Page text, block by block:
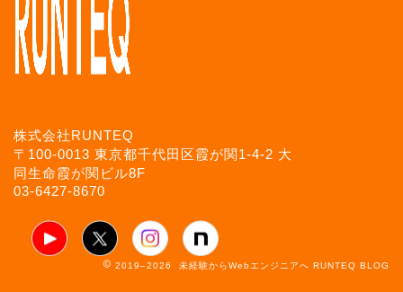
株式会社RUNTEQ
〒100-0013 東京都千代田区霞が関1-4-2 大
同生命霞が関ビル8F
03-6427-8670
2019–2026 未経験からWebエンジニアへ RUNTEQ BLOG